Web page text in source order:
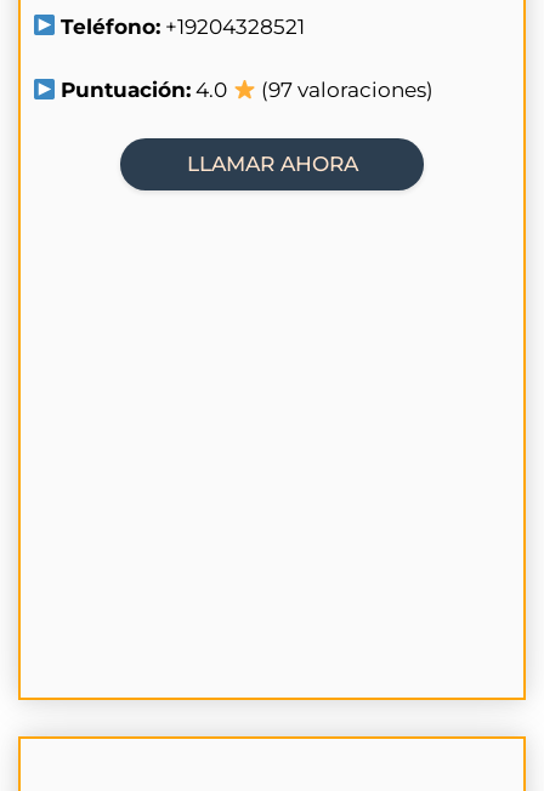
Teléfono: +19204328521
Puntuación: 4.0 (97 valoraciones)
LLAMAR AHORA